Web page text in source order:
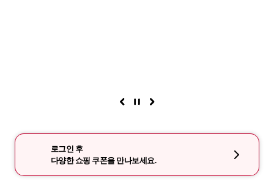
로그인 후
다양한 쇼핑 쿠폰을 만나보세요.